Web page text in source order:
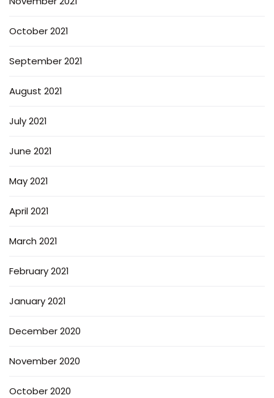
October 2021
September 2021
August 2021
July 2021
June 2021
May 2021
April 2021
March 2021
February 2021
January 2021
December 2020
November 2020
October 2020